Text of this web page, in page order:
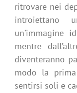
ritrovare nei
introiettano
un’immagine
mentre
diventeranno
modo la
sentirsi soli e